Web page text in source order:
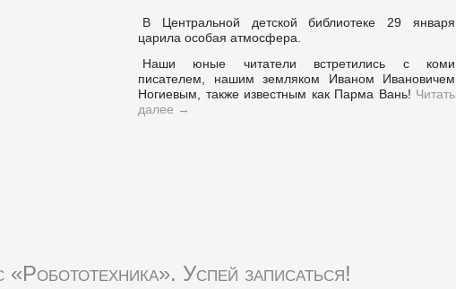
В Центральной детской библиотеке 29 января
царила особая атмосфера.
Наши юные читатели встретились с коми
писателем, нашим земляком Иваном Ивановичем
Ногиевым, также известным как Парма Вань! Читать
далее →
«Робототехника». Успей записаться!